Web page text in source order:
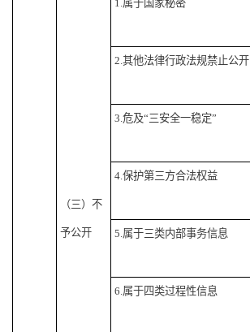
（三）不
予公开
1.属于国家秘密
2.其他法律行政法规禁止公开
3.危及“三安全一稳定”
4.保护第三方合法权益
5.属于三类内部事务信息
6.属于四类过程性信息